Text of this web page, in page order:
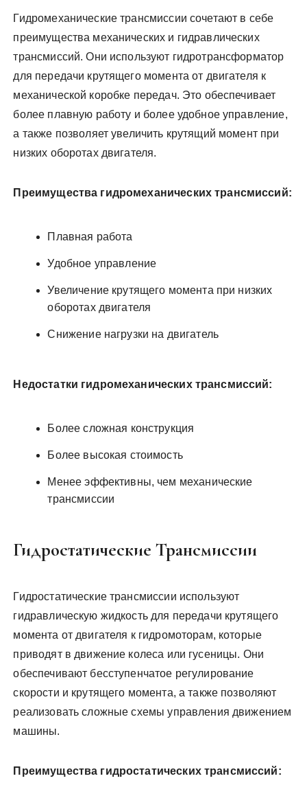
Гидромеханические трансмиссии сочетают в себе
преимущества механических и гидравлических
трансмиссий. Они используют гидротрансформатор
для передачи крутящего момента от двигателя к
механической коробке передач. Это обеспечивает
более плавную работу и более удобное управление,
а также позволяет увеличить крутящий момент при
низких оборотах двигателя.
Преимущества гидромеханических трансмиссий:
Плавная работа
Удобное управление
Увеличение крутящего момента при низких
оборотах двигателя
Снижение нагрузки на двигатель
Недостатки гидромеханических трансмиссий:
Более сложная конструкция
Более высокая стоимость
Менее эффективны, чем механические
трансмиссии
Гидростатические Трансмиссии
Гидростатические трансмиссии используют
гидравлическую жидкость для передачи крутящего
момента от двигателя к гидромоторам, которые
приводят в движение колеса или гусеницы. Они
обеспечивают бесступенчатое регулирование
скорости и крутящего момента, а также позволяют
реализовать сложные схемы управления движением
машины.
Преимущества гидростатических трансмиссий: